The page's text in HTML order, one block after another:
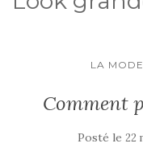
LA
Comment
Posté le 22